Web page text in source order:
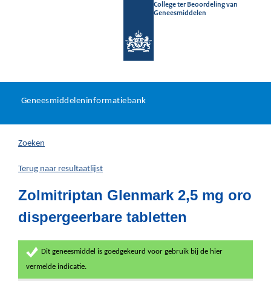
College ter Beoordeling van
Geneesmiddelen
U
hier:
Geneesmiddeleninformatiebank
Zoeken
Terug naar resultaatlijst
Zolmitriptan Glenmark 2,5 mg oro
dispergeerbare tabletten
Dit geneesmiddel is goedgekeurd voor gebruik bij de hier
vermelde indicatie.